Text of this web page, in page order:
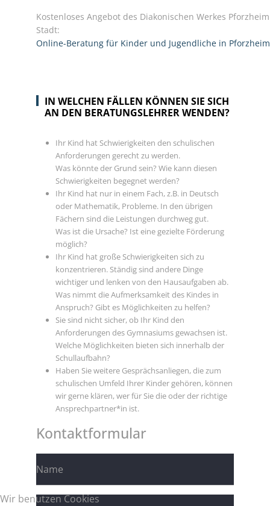
Kostenloses Angebot des Diakonischen Werkes Pforzheim
Stadt:
Online-Beratung für Kinder und Jugendliche in Pforzheim
IN WELCHEN FÄLLEN KÖNNEN SIE SICH
AN DEN BERATUNGSLEHRER WENDEN?
Ihr Kind hat Schwierigkeiten den schulischen
Anforderungen gerecht zu werden.
Was könnte der Grund sein? Wie kann diesen
Schwierigkeiten begegnet werden?
Ihr Kind hat nur in einem Fach, z.B. in Deutsch
oder Mathematik, Probleme. In den übrigen
Fächern sind die Leistungen durchweg gut.
Was ist die Ursache? Ist eine gezielte Förderung
möglich?
Ihr Kind hat große Schwierigkeiten sich zu
konzentrieren. Ständig sind andere Dinge
wichtiger und lenken von den Hausaufgaben ab.
Was nimmt die Aufmerksamkeit des Kindes in
Anspruch? Gibt es Möglichkeiten zu helfen?
Sie sind nicht sicher, ob Ihr Kind den
Anforderungen des Gymnasiums gewachsen ist.
Welche Möglichkeiten bieten sich innerhalb der
Schullaufbahn?
Haben Sie weitere Gesprächsanliegen, die zum
schulischen Umfeld Ihrer Kinder gehören, können
wir gerne klären, wer für Sie die oder der richtige
Ansprechpartner*in ist.
Kontaktformular
Wir benutzen Cookies